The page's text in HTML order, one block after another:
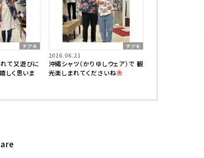
チアキ
て又遊びに
しく思いま
チアキ
2026.06.21
沖縄シャツ（かりゆしウェア）で 観
光楽しまれてくださいね